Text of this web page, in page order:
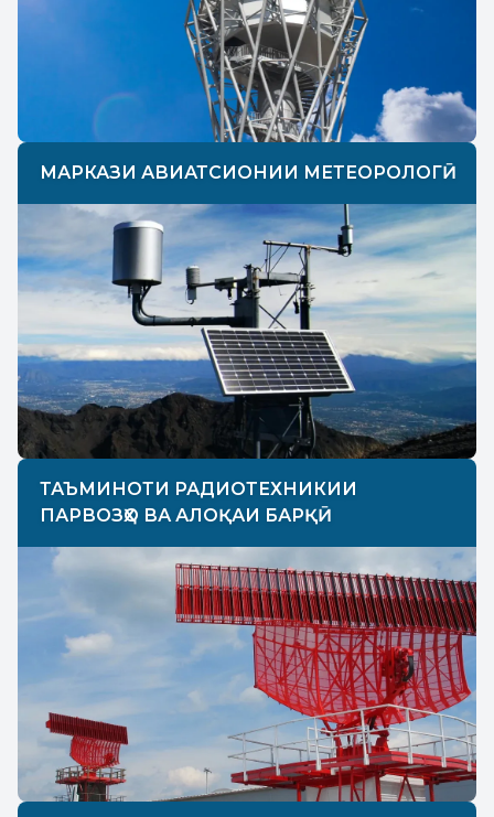
МАРКАЗИ АВИАТСИОНИИ МЕТЕОРОЛОГӢ
ТАЪМИНОТИ РАДИОТЕХНИКИИ
ПАРВОЗҲО ВА АЛОҚАИ БАРҚӢ